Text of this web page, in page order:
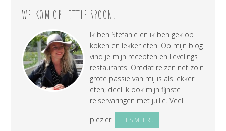
WELKOM OP LITTLE SPOON!
Ik ben Stefanie en ik ben gek op
koken en lekker eten. Op mijn blog
vind je mijn recepten en lievelings
restaurants. Omdat reizen net zo'n
grote passie van mij is als lekker
eten, deel ik ook mijn fijnste
reiservaringen met jullie. Veel
plezier!
LEES MEER...